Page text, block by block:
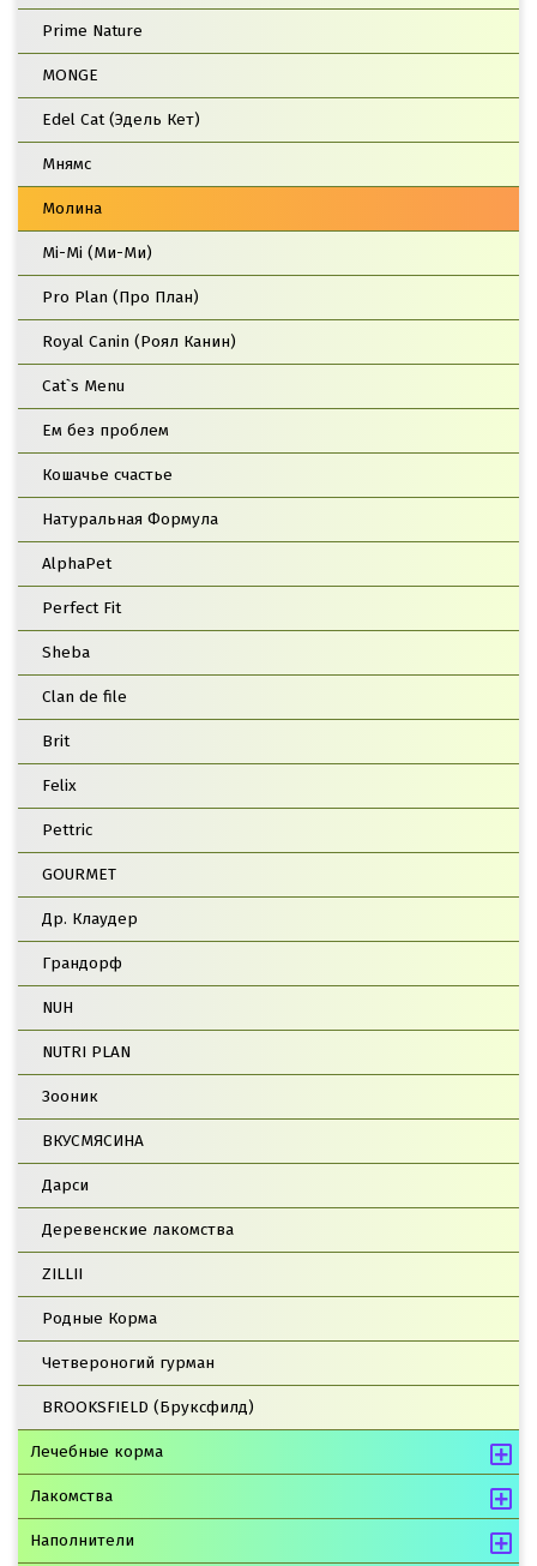
Prime Nature
MONGE
Edel Cat (Эдель Кет)
Мнямс
Молина
Mi-Mi (Ми-Ми)
Pro Plan (Про План)
Royal Canin (Роял Канин)
Cat`s Menu
Ем без проблем
Кошачье счастье
Натуральная Формула
AlphaPet
Perfect Fit
Sheba
Clan de file
Brit
Felix
Pettric
GOURMET
Др. Клаудер
Грандорф
NUH
NUTRI PLAN
Зооник
ВКУСМЯСИНА
Дарси
Деревенские лакомства
ZILLII
Родные Корма
Четвероногий гурман
BROOKSFIELD (Бруксфилд)
Лечебные корма
Лакомства
Наполнители